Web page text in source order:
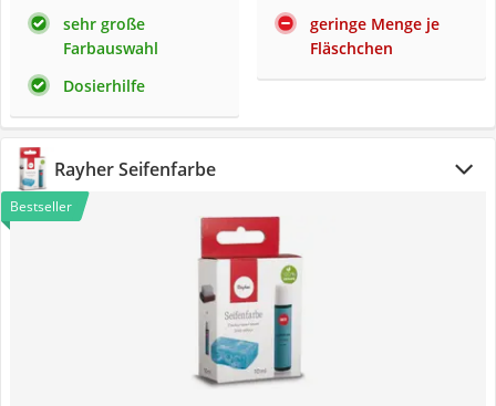
sehr große
Farbauswahl
Dosierhilfe
geringe Menge je
Fläschchen
Rayher Seifenfarbe
Bestseller